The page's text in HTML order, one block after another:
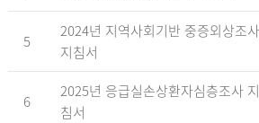
5
2024년 지역사회기반 중증외상조사
지침서
6
2025년 응급실손상환자심층조사 지
침서